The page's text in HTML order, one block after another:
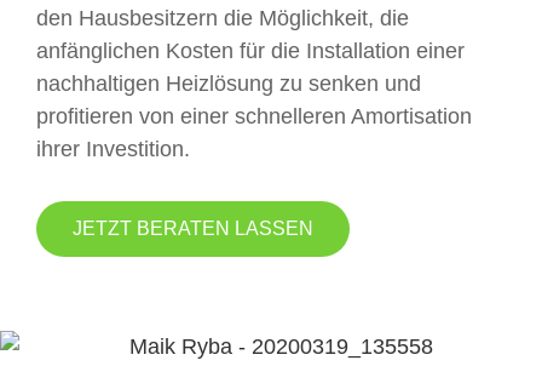
den Hausbesitzern die Möglichkeit, die
anfänglichen Kosten für die Installation einer
nachhaltigen Heizlösung zu senken und
profitieren von einer schnelleren Amortisation
ihrer Investition.
JETZT BERATEN LASSEN